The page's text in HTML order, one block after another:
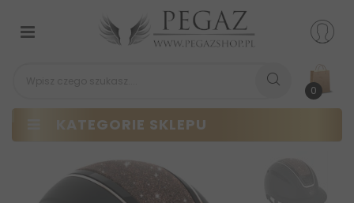
0
KATEGORIE SKLEPU
Przełącz
nawigacji